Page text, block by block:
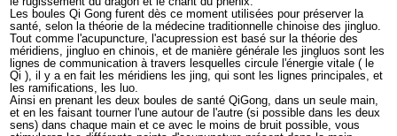
Les boules Qi Gong furent dès ce moment utilisées pour préserver la
santé, selon la théorie de la médecine traditionnelle chinoise des jingluo.
Tout comme l'acupuncture, l'acupression est basé sur la théorie des
méridiens, jingluo en chinois, et de manière générale les jingluos sont les
lignes de communication à travers lesquelles circule l'énergie vitale ( le
Qi ), il y a en fait les méridiens les jing, qui sont les lignes principales, et
les ramifications, les luo.
Ainsi en prenant les deux boules de santé QiGong, dans un seule main,
et en les faisant tourner l'une autour de l'autre (si possible dans les deux
sens) dans chaque main et ce avec le moins de bruit possible, vous